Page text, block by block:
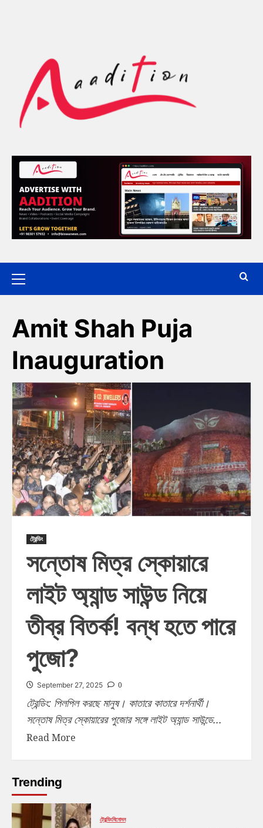
Amit Shah Puja
Inauguration
ট্রেন্ডিং
সন্তোষ মিত্র স্কোয়ারে
লাইট অ্যান্ড সাউন্ড নিয়ে
তীব্র বিতর্ক! বন্ধ হতে পারে
পুজো?
September 27, 2025 0
ট্রেন্ডিং: পিলপিল করছে মানুষ। কাতারে কাতারে দর্শনার্থী।
সন্তোষ মিত্র স্কোয়ারের পুজোর সঙ্গে লাইট অ্যান্ড সাউন্ডে...
Read More
Trending
ট্রেন্ডিংবিনোদন